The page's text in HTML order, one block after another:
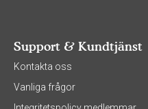
Support & Kundtjänst
Kontakta oss
Vanliga frågor